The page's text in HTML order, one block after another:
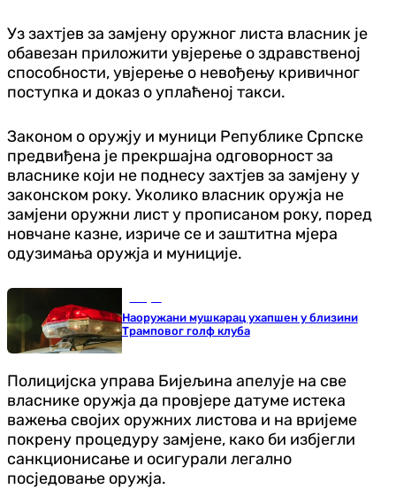
Уз захтјев за замјену оружног листа власник је
обавезан приложити увјерење о здравственој
способности, увјерење о невођењу кривичног
поступка и доказ о уплаћеној такси.
Законом о оружју и муници Републике Српске
предвиђена је прекршајна одговорност за
власнике који не поднесу захтјев за замјену у
законском року. Уколико власник оружја не
замјени оружни лист у прописаном року, поред
новчане казне, изриче се и заштитна мјера
одузимања оружја и муниције.
Наоружани мушкарац ухапшен у близини
Трамповог голф клуба
Полицијска управа Бијељина апелује на све
власнике оружја да провјере датуме истека
важења својих оружних листова и на вријеме
покрену процедуру замјене, како би избјегли
санкционисање и осигурали легално
посједовање оружја.